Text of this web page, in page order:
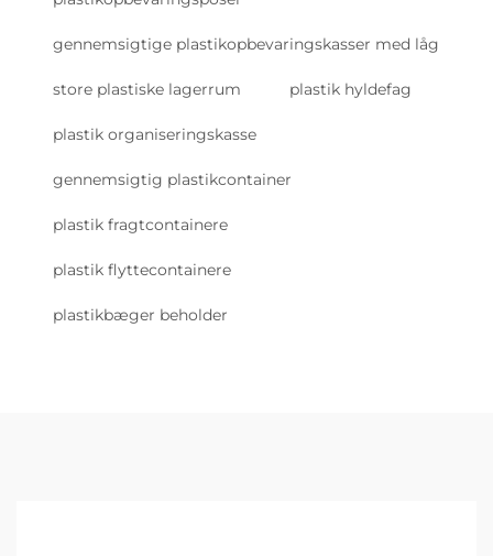
gennemsigtige plastikopbevaringskasser med låg
store plastiske lagerrum plastik hyldefag
plastik organiseringskasse
gennemsigtig plastikcontainer
plastik fragtcontainere
plastik flyttecontainere
plastikbæger beholder